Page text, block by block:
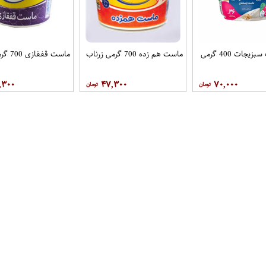
پرو ماست سبزیجات 400 گرمی
۷۰,۰۰۰
ماست هم زده 700 گرمی زرناب
۴۷,۳۰۰
ماست قفقازی 700 گرمی زرناب